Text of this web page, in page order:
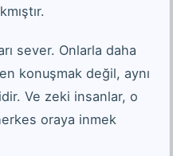
sever. Onlarla daha
konuşmak değil, aynı
Ve zeki insanlar, o
oraya inmek